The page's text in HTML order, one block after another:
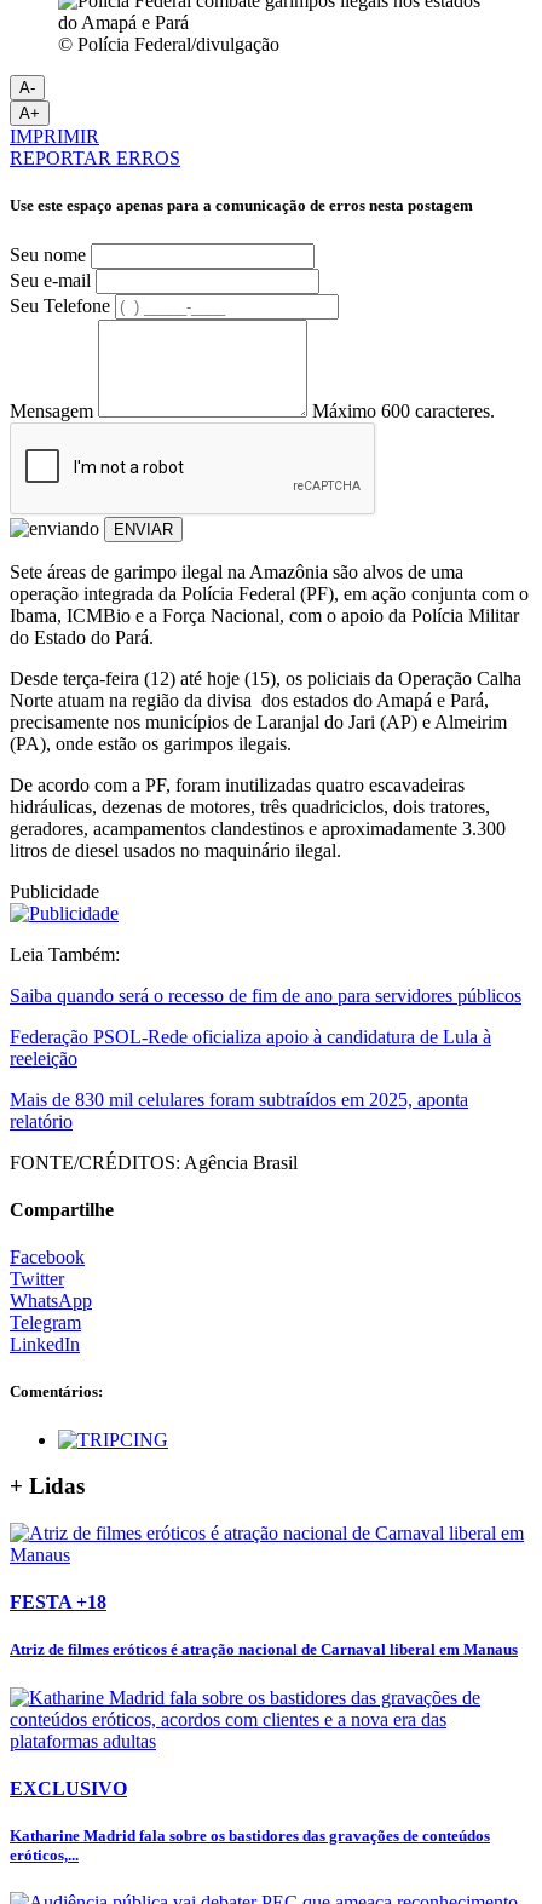
© Polícia Federal/divulgação
A-
A+
IMPRIMIR
REPORTAR ERROS
Use este espaço apenas para a comunicação de erros nesta postagem
Seu nome
Seu e-mail
Seu Telefone
Mensagem Máximo 600 caracteres.
ENVIAR
Sete áreas de garimpo ilegal na Amazônia são alvos de uma
operação integrada da Polícia Federal (PF), em ação conjunta com o
Ibama, ICMBio e a Força Nacional, com o apoio da Polícia Militar
do Estado do Pará.
Desde terça-feira (12) até hoje (15), os policiais da Operação Calha
Norte atuam na região da divisa dos estados do Amapá e Pará,
precisamente nos municípios de Laranjal do Jari (AP) e Almeirim
(PA), onde estão os garimpos ilegais.
De acordo com a PF, foram inutilizadas quatro escavadeiras
hidráulicas, dezenas de motores, três quadriciclos, dois tratores,
geradores, acampamentos clandestinos e aproximadamente 3.300
litros de diesel usados no maquinário ilegal.
Publicidade
Leia Também:
Saiba quando será o recesso de fim de ano para servidores públicos
Federação PSOL-Rede oficializa apoio à candidatura de Lula à
reeleição
Mais de 830 mil celulares foram subtraídos em 2025, aponta
relatório
FONTE/CRÉDITOS: Agência Brasil
Compartilhe
Facebook
Twitter
WhatsApp
Telegram
LinkedIn
Comentários:
+ Lidas
FESTA +18
Atriz de filmes eróticos é atração nacional de Carnaval liberal em Manaus
EXCLUSIVO
Katharine Madrid fala sobre os bastidores das gravações de conteúdos
eróticos,...